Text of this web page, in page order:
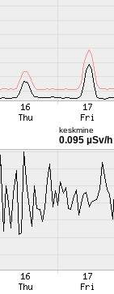
keskmine
0.095 µSv/h